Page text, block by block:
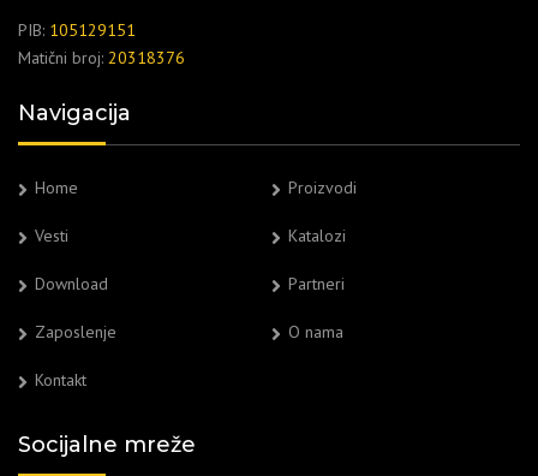
PIB: 105129151
Matični broj: 20318376
Navigacija
Home Proizvodi
Vesti Katalozi
Download Partneri
Zaposlenje O nama
Kontakt
Socijalne mreže